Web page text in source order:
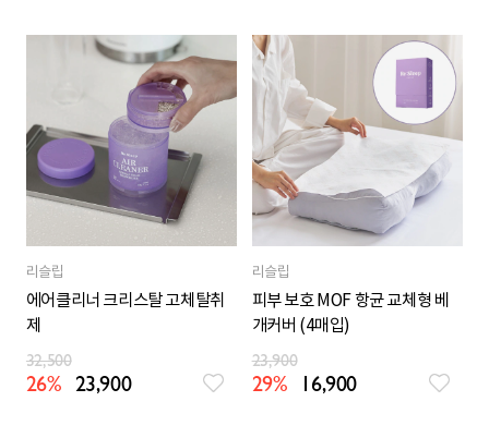
리슬립
에어클리너 크리스탈 고체탈취
제
32,500
26% 23,900
리슬립
피부 보호 MOF 항균 교체형 베
개커버 (4매입)
23,900
29% 16,900